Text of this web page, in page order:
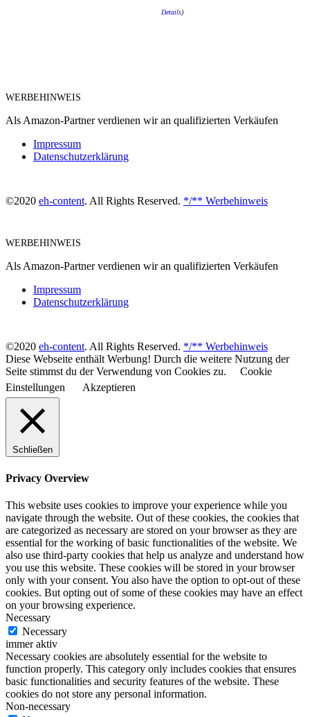
Details)
WERBEHINWEIS
Als Amazon-Partner verdienen wir an qualifizierten Verkäufen
Impressum
Datenschutzerklärung
©2020 eh-content. All Rights Reserved. */** Werbehinweis
WERBEHINWEIS
Als Amazon-Partner verdienen wir an qualifizierten Verkäufen
Impressum
Datenschutzerklärung
©2020 eh-content. All Rights Reserved. */** Werbehinweis
Diese Webseite enthält Werbung! Durch die weitere Nutzung der
Seite stimmst du der Verwendung von Cookies zu.
Cookie
Einstellungen
Akzeptieren
Schließen
Privacy Overview
This website uses cookies to improve your experience while you
navigate through the website. Out of these cookies, the cookies that
are categorized as necessary are stored on your browser as they are
essential for the working of basic functionalities of the website. We
also use third-party cookies that help us analyze and understand how
you use this website. These cookies will be stored in your browser
only with your consent. You also have the option to opt-out of these
cookies. But opting out of some of these cookies may have an effect
on your browsing experience.
Necessary
Necessary
immer aktiv
Necessary cookies are absolutely essential for the website to
function properly. This category only includes cookies that ensures
basic functionalities and security features of the website. These
cookies do not store any personal information.
Non-necessary